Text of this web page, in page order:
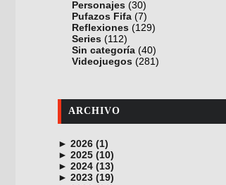
Personajes (30)
Pufazos Fifa (7)
Reflexiones (129)
Series (112)
Sin categoría (40)
Videojuegos (281)
ARCHIVO
► 2026 (1)
junio (1)
► 2025 (10)
noviembre (1)
octubre (1)
► 2024 (13)
diciembre (4)
► 2023 (19)